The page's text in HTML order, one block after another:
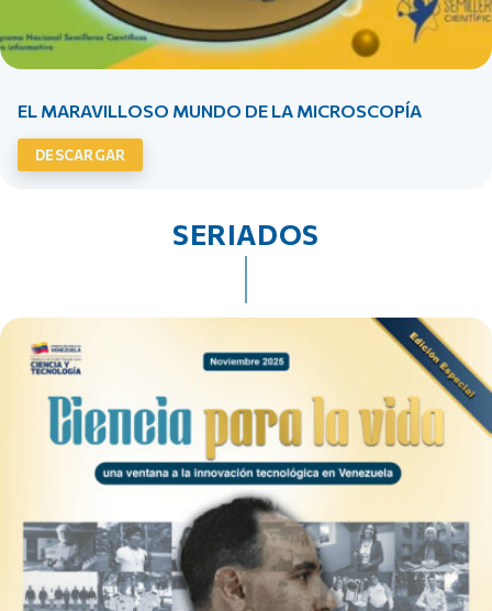
EL MARAVILLOSO MUNDO DE LA MICROSCOPÍA
DESCARGAR
SERIADOS